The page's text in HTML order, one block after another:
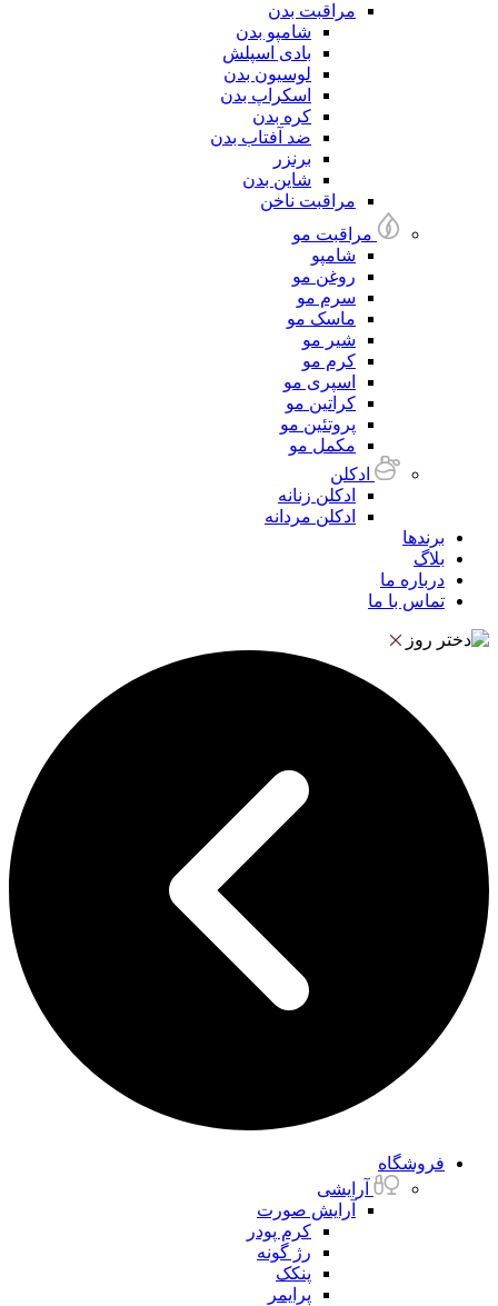
مراقبت بدن
شامپو بدن
بادی اسپلش
لوسیون بدن
اسکراپ بدن
کره بدن
ضد آفتاب بدن
برنزر
شاین بدن
مراقبت ناخن
مراقبت مو
شامپو
روغن مو
سرم مو
ماسک مو
شیر مو
کرم مو
اسپری مو
کراتین مو
پروتئین مو
مکمل مو
ادکلن
ادکلن زنانه
ادکلن مردانه
برندها
بلاگ
درباره ما
تماس با ما
فروشگاه
آرایشی
آرایش صورت
کرم پودر
رژ گونه
پنکک
پرایمر